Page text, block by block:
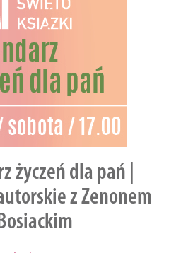
życzeń dla pań |
z Zenonem